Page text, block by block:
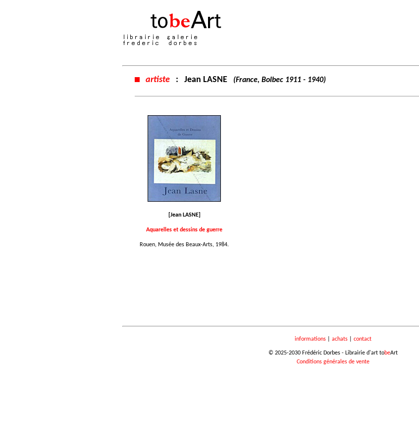
artiste : Jean LASNE (France, Bolbec 1911 - 1940)
[Jean LASNE]
Aquarelles et dessins de guerre
Rouen, Musée des Beaux-Arts, 1984.
informations| achats| contact
© 2025-2030 Frédéric Dorbes - Librairie d'art tobeArt
Conditions générales de vente